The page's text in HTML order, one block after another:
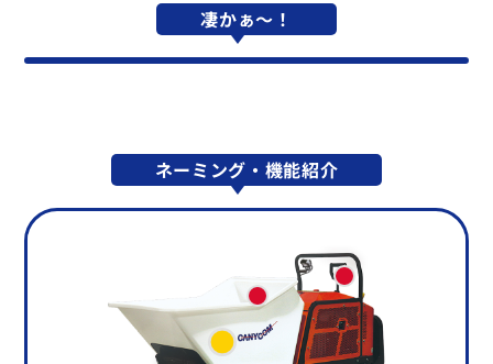
凄かぁ～！
ネーミング・機能紹介